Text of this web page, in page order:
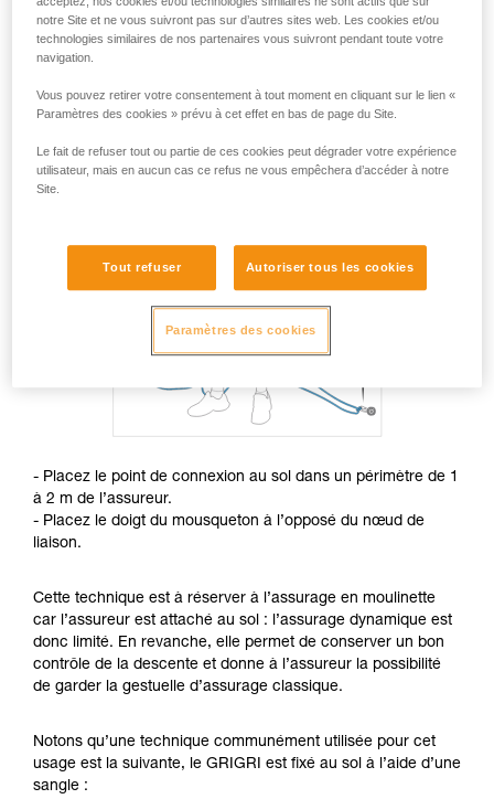
- Placez le point de connexion au sol dans un périmètre de 1
à 2 m de l’assureur.
- Placez le doigt du mousqueton à l’opposé du nœud de
liaison.
Cette technique est à réserver à l’assurage en moulinette
car l’assureur est attaché au sol : l’assurage dynamique est
donc limité. En revanche, elle permet de conserver un bon
contrôle de la descente et donne à l’assureur la possibilité
de garder la gestuelle d’assurage classique.
Notons qu’une technique communément utilisée pour cet
usage est la suivante, le GRIGRI est fixé au sol à l’aide d’une
sangle :
notre Site et ne vous suivront pas sur d’autres sites web. Les cookies et/ou
technologies similaires de nos partenaires vous suivront pendant toute votre
navigation.
Vous pouvez retirer votre consentement à tout moment en cliquant sur le lien «
Paramètres des cookies » prévu à cet effet en bas de page du Site.
Le fait de refuser tout ou partie de ces cookies peut dégrader votre expérience
utilisateur, mais en aucun cas ce refus ne vous empêchera d’accéder à notre
Site.
Tout refuser Autoriser tous les cookies
Paramètres des cookies